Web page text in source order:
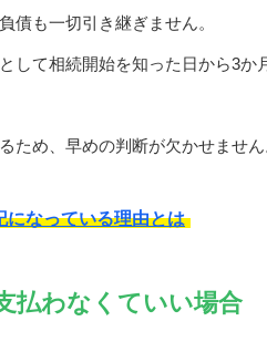
債も一切引き継ぎません。
して相続開始を知った日から3
ため、早めの判断が欠かせません
になっている理由とは
払わなくていい場合